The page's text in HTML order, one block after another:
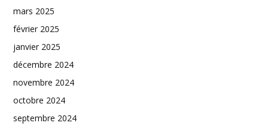
mars 2025
février 2025
janvier 2025
décembre 2024
novembre 2024
octobre 2024
septembre 2024